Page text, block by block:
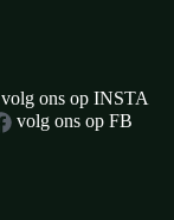
volg ons op INSTA
volg ons op FB